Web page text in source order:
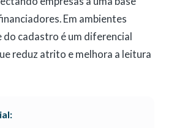
Em ambientes
do cadastro é um diferencial
reduz atrito e melhora a leitura